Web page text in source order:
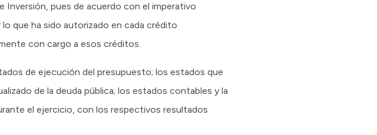
Inversión, pues de acuerdo con el imperativo
que ha sido autorizado en cada crédito
con cargo a esos créditos.
de ejecución del presupuesto; los estados que
de la deuda pública; los estados contables y la
el ejercicio, con los respectivos resultados